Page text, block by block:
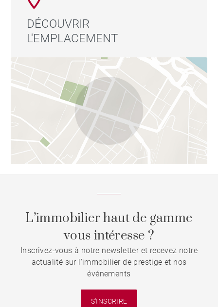
DÉCOUVRIR
L'EMPLACEMENT
L’immobilier haut de gamme
vous intéresse ?
Inscrivez-vous à notre newsletter et recevez notre
actualité sur l'immobilier de prestige et nos
événements
S'INSCRIRE